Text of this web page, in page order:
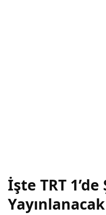
İşte TRT